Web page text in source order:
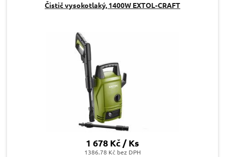
Čistič vysokotlaký, 1400W EXTOL-CRAFT
1 678 Kč / Ks
1386.78 Kč bez DPH